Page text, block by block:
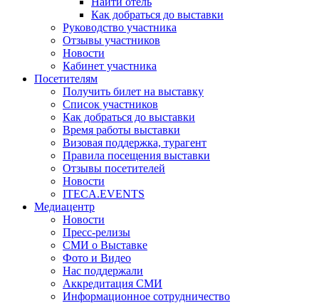
Как добраться до выставки
Руководство участника
Отзывы участников
Новости
Кабинет участника
Посетителям
Получить билет на выставку
Список участников
Как добраться до выставки
Время работы выставки
Визовая поддержка, турагент
Правила посещения выставки
Отзывы посетителей
Новости
ITECA.EVENTS
Медиацентр
Новости
Пресс-релизы
СМИ о Выставке
Фото и Видео
Нас поддержали
Аккредитация СМИ
Информационное сотрудничество